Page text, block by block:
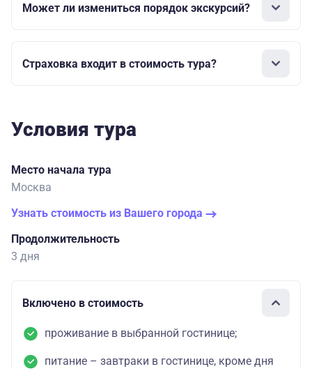
Может ли измениться порядок экскурсий?
Страховка входит в стоимость тура?
Условия тура
Место начала тура
Москва
Узнать стоимость из Вашего города
Продолжительность
3 дня
Включено в стоимость
проживание в выбранной гостинице;
питание – завтраки в гостинице, кроме дня